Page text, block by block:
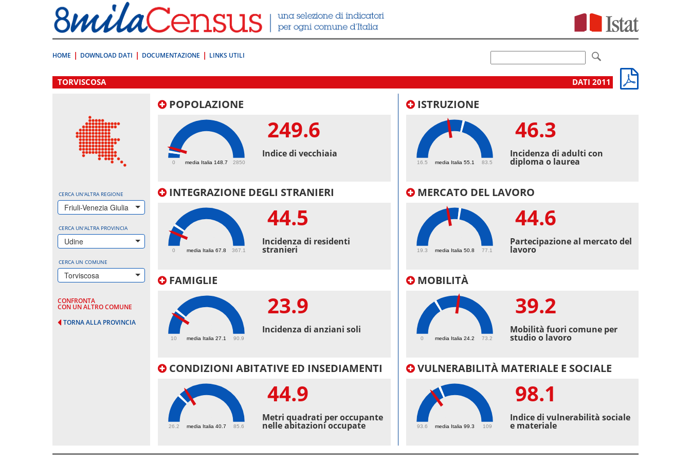
direttamente
a:
Contenuto
HOME DOWNLOAD DATI DOCUMENTAZIONE LINKS UTILI
.
TORVISCOSA DATI 2011
CERCA UN'ALTRA REGIONE
Friuli-Venezia Giulia
CERCA UN'ALTRA PROVINCIA
Udine
CERCA UN COMUNE
Torviscosa
CONFRONTA
CON UN ALTRO COMUNE
TORNA ALLA PROVINCIA
POPOLAZIONE
media Italia 148.7
0 2850
249.6
Indice di vecchiaia
INTEGRAZIONE DEGLI STRANIERI
media Italia 67.8
0 367.1
44.5
Incidenza di residenti
stranieri
FAMIGLIE
media Italia 27.1
10 90.9
23.9
Incidenza di anziani soli
CONDIZIONI ABITATIVE ED INSEDIAMENTI
media Italia 40.7
26.2 85.6
44.9
Metri quadrati per occupante
nelle abitazioni occupate
ISTRUZIONE
media Italia 55.1
16.5 83.5
46.3
Incidenza di adulti con
diploma o laurea
MERCATO DEL LAVORO
media Italia 50.8
19.3 77.1
44.6
Partecipazione al mercato del
lavoro
MOBILITÀ
media Italia 24.2
0 73.2
39.2
Mobilità fuori comune per
studio o lavoro
VULNERABILITÀ MATERIALE E SOCIALE
media Italia 99.3
93.6 109
98.1
Indice di vulnerabilità sociale
e materiale